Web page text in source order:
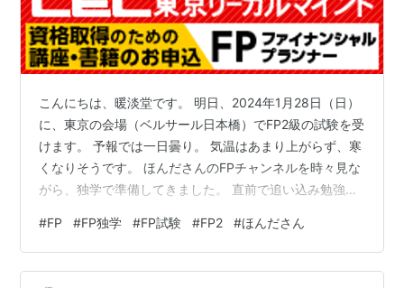
こんにちは、暖淡堂です。 明日、2024年1月28日（日）
に、東京の会場（ベルサール日本橋）でFP2級の試験を受
けます。 予報では一日曇り。 気温はあまり上がらず、寒
くなりそうです。 ほんださんのFPチャンネルを時々見な
がら、独学で準備してきました。 直前で追い込み勉強な
せん。 で、ほんださんのFPチャンネルをみたら、合格祈
願で神社に行ってくれている動画がありました。 ほんだ
さん、いつもと変わらない雰囲気で、安心します。 僕は
#FP #FP独学 #FP試験 #FP2 #ほんださん